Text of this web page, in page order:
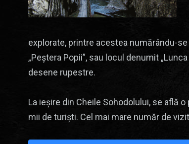
explorate, printre acestea numărându-se
„Peștera Popii”, sau locul denumit
desene rupestre.
La ieșire din Cheile Sohodolului, se află
mii de turiști. Cel mai mare număr de